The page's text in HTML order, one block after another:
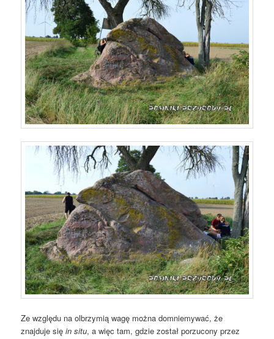
Ze względu na olbrzymią wagę można domniemywać, że
znajduje sięin situ, a więc tam, gdzie został porzucony przez